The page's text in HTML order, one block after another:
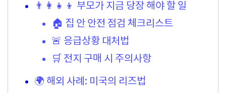
👨‍👩‍👧‍👦 부모가 지금 당장 해야 할 일
🏠 집 안 안전 점검 체크리스트
🚨 응급상황 대처법
🛒 전지 구매 시 주의사항
🌍 해외 사례: 미국의 리즈법